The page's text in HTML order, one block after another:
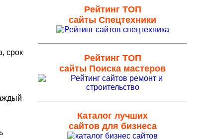
срок
Рейтинг ТОП
сайты Спецтехники
Рейтинг ТОП
сайты Поиска мастеров
Каталог лучших
сайтов для бизнеса